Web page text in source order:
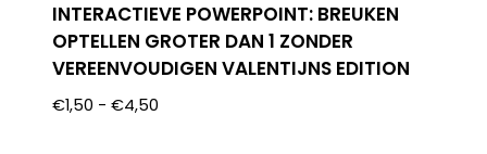
INTERACTIEVE POWERPOINT: BREUKEN
OPTELLEN GROTER DAN 1 ZONDER
VEREENVOUDIGEN VALENTIJNS EDITION
€1,50 - €4,50